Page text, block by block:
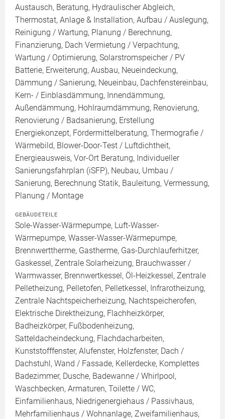
Austausch, Beratung, Hydraulischer Abgleich,
Thermostat, Anlage & Installation, Aufbau / Auslegung,
Reinigung / Wartung, Planung / Berechnung,
Finanzierung, Dach Vermietung / Verpachtung,
Wartung / Optimierung, Solarstromspeicher / PV
Batterie, Erweiterung, Ausbau, Neueindeckung,
Dämmung / Sanierung, Neueinbau, Dachfenstereinbau,
Kern- / Einblasdämmung, Innendämmung,
Außendämmung, Hohlraumdämmung, Renovierung,
Renovierung / Badsanierung, Erstellung
Energiekonzept, Fördermittelberatung, Thermografie /
Wärmebild, Blower-Door-Test / Luftdichtheit,
Energieausweis, Vor-Ort Beratung, Individueller
Sanierungsfahrplan (iSFP), Neubau, Umbau /
Sanierung, Berechnung Statik, Bauleitung, Vermessung,
Planung / Montage
GEBÄUDETEILE
Sole-Wasser-Wärmepumpe, Luft-Wasser-
Wärmepumpe, Wasser-Wasser-Wärmepumpe,
Brennwerttherme, Gastherme, Gas-Durchlauferhitzer,
Gaskessel, Zentrale Solarheizung, Brauchwasser /
Warmwasser, Brennwertkessel, Öl-Heizkessel, Zentrale
Pelletheizung, Pelletofen, Pelletkessel, Infrarotheizung,
Zentrale Nachtspeicherheizung, Nachtspeicherofen,
Elektrische Direktheizung, Flachheizkörper,
Badheizkörper, Fußbodenheizung,
Satteldacheindeckung, Flachdacharbeiten,
Kunststofffenster, Alufenster, Holzfenster, Dach /
Dachstuhl, Wand / Fassade, Kellerdecke, Komplettes
Badezimmer, Dusche, Badewanne / Whirlpool,
Waschbecken, Armaturen, Toilette / WC,
Einfamilienhaus, Niedrigenergiehaus / Passivhaus,
Mehrfamilienhaus / Wohnanlage, Zweifamilienhaus,